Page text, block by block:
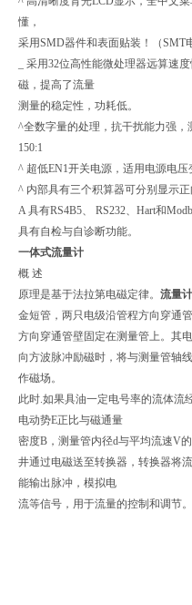
懂，
采用SMD器件和表面贴装！（SMT
_ 采用32位高性能微处理器远算速
磁，提高了流量
测量的稳定性，功耗低。
^全数字量的处理，抗干扰能力强
150:1
^ 超低EN1开关电源，适用电源电压
^ 内部具有三个积算器可分别显示
A 具有RS4B5、 RS232、Hart和
具有自检与自诊断功能。
一体式流量计
概 述
原理是基于法拉第电磁定律。 流量计
金短管，两只电级沿管程方向穿通
方向穿通管壁固定在测量管上。其
向方波脉冲励磁时，将与测量管轴
作磁场。
此时.如果具油一定电号率的流体流
电动势E正比与磁通量
密度B，测量管内径d与平均流速V
井通过电磁送至转换器，转换器将
能输出脉冲，模拟电
流等信号，用于流量的控制和调节。